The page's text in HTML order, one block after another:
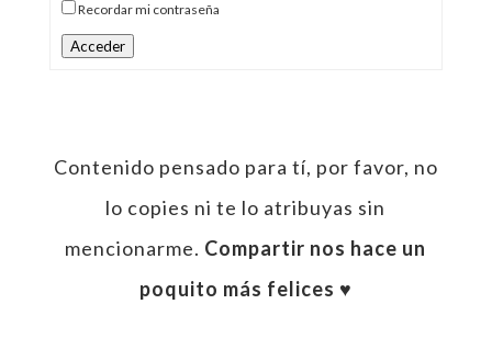
Recordar mi contraseña
Acceder
Contenido pensado para tí, por favor, no
lo copies ni te lo atribuyas sin
mencionarme. Compartir nos hace un
poquito más felices ♥︎